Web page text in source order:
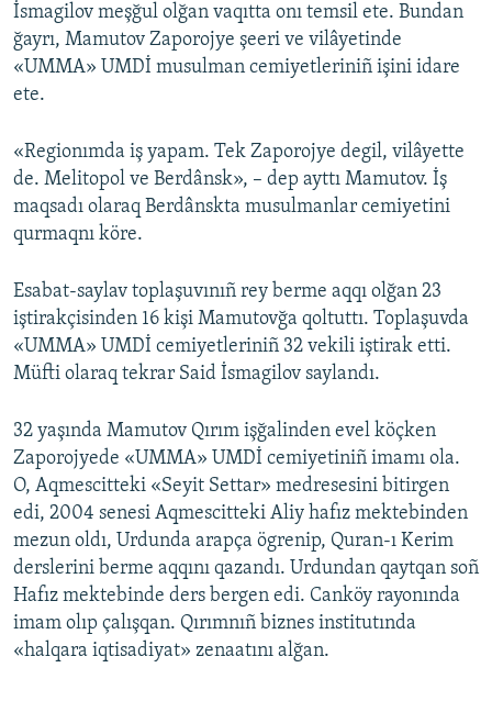
İsmagilov meşğul olğan vaqıtta onı temsil ete. Bundan
ğayrı, Mamutov Zaporojye şeeri ve vilâyetinde
«UMMA» UMDİ musulman cemiyetleriniñ işini idare
ete.
«Regionımda iş yapam. Tek Zaporojye degil, vilâyette
de. Melitopol ve Berdânsk», – dep ayttı Mamutov. İş
maqsadı olaraq Berdânskta musulmanlar cemiyetini
qurmaqnı köre.
Esabat-saylav toplaşuvınıñ rey berme aqqı olğan 23
iştirakçisinden 16 kişi Mamutovğa qoltuttı. Toplaşuvda
«UMMA» UMDİ cemiyetleriniñ 32 vekili iştirak etti.
Müfti olaraq tekrar Said İsmagilov saylandı.
32 yaşında Mamutov Qırım işğalinden evel köçken
Zaporojyede «UMMA» UMDİ cemiyetiniñ imamı ola.
O, Aqmescitteki «Seyit Settar» medresesini bitirgen
edi, 2004 senesi Aqmescitteki Aliy hafız mektebinden
mezun oldı, Urdunda arapça ögrenip, Quran-ı Kerim
derslerini berme aqqını qazandı. Urdundan qaytqan soñ
Hafız mektebinde ders bergen edi. Canköy rayonında
imam olıp çalışqan. Qırımnıñ biznes institutında
«halqara iqtisadiyat» zenaatını alğan.